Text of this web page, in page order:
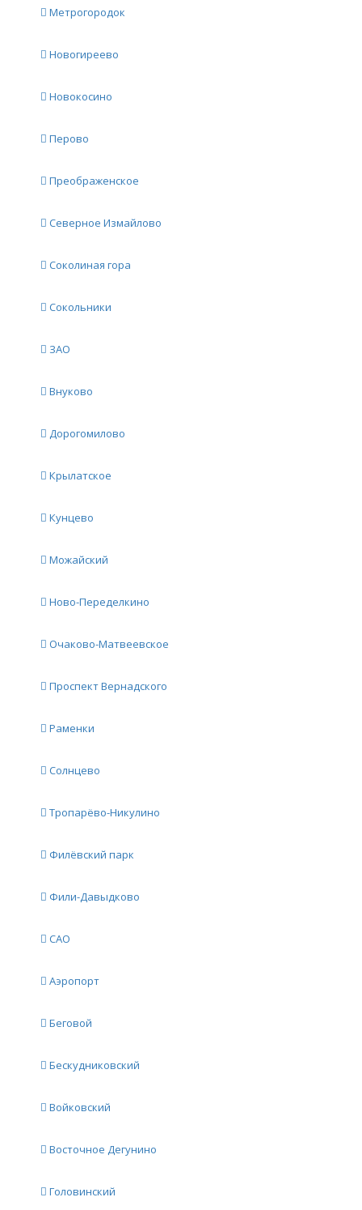
Метрогородок
Новогиреево
Новокосино
Перово
Преображенское
Северное Измайлово
Соколиная гора
Сокольники
ЗАО
Внуково
Дорогомилово
Крылатское
Кунцево
Можайский
Ново-Переделкино
Очаково-Матвеевское
Проспект Вернадского
Раменки
Солнцево
Тропарёво-Никулино
Филёвский парк
Фили-Давыдково
САО
Аэропорт
Беговой
Бескудниковский
Войковский
Восточное Дегунино
Головинский